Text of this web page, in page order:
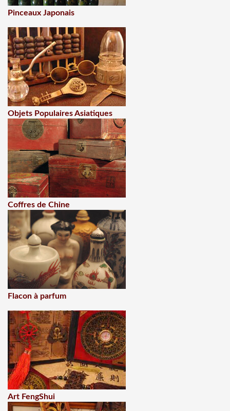
Pinceaux Japonais
Objets Populaires Asiatiques
Coffres de Chine
Flacon à parfum
Art FengShui